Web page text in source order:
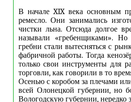
В начале XIX века основным
ремесло. Они занимались
чистки льна. Отсюда долгое
называли «гребенщиками». Но
гребни стали вытесняться с
фабричной работы. Тогда
только свои инструменты для
торговли, как говорили в то
Осенью с коробом за плечами
всей Олонецкой губернии, но
Вологодскую губернии,